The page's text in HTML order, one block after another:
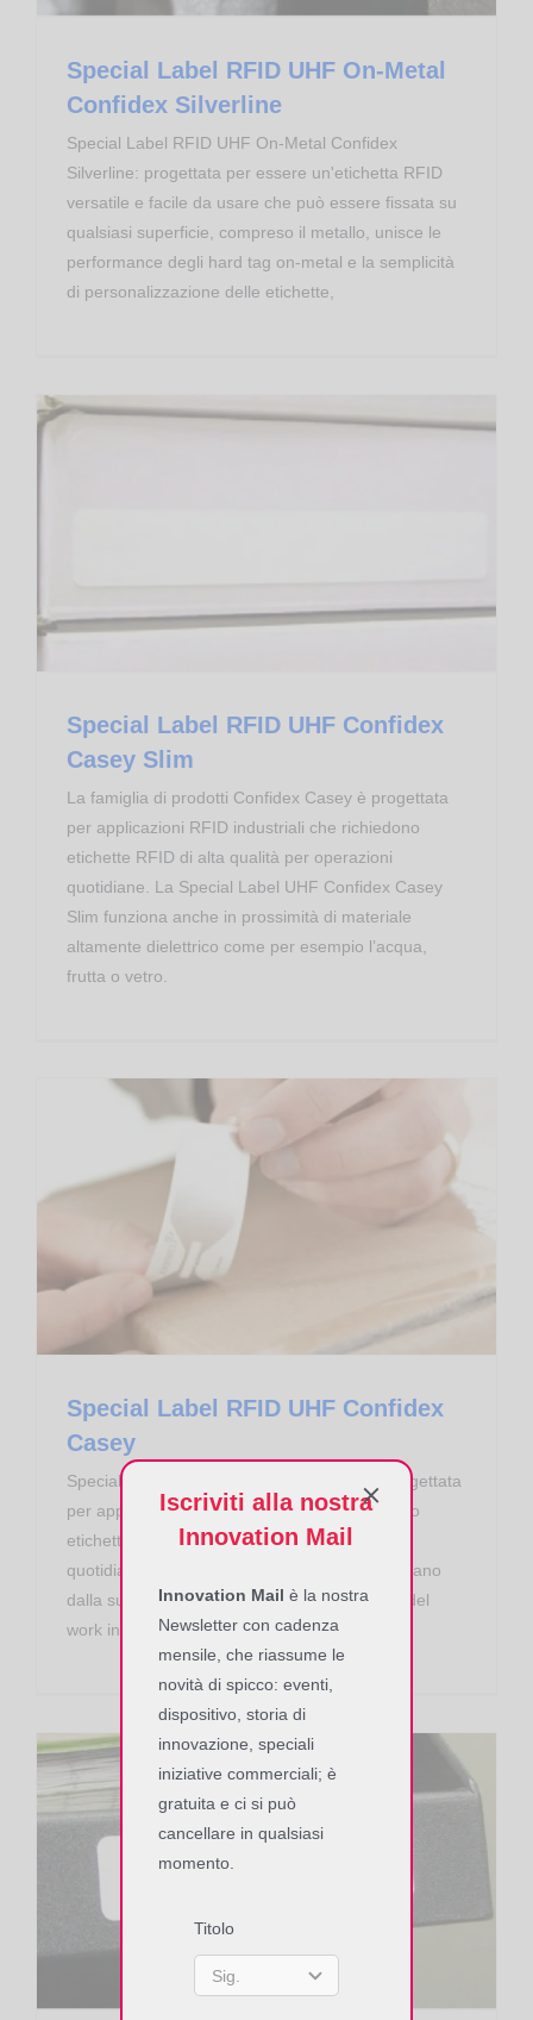
Special Label RFID UHF On-Metal
Confidex Silverline
Special Label RFID UHF On-Metal Confidex
Silverline: progettata per essere un'etichetta RFID
versatile e facile da usare che può essere fissata su
qualsiasi superficie, compreso il metallo, unisce le
performance degli hard tag on-metal e la semplicità
di personalizzazione delle etichette,
Special Label RFID UHF Confidex
Casey Slim
La famiglia di prodotti Confidex Casey è progettata
per applicazioni RFID industriali che richiedono
etichette RFID di alta qualità per operazioni
quotidiane. La Special Label UHF Confidex Casey
Slim funziona anche in prossimità di materiale
altamente dielettrico come per esempio l’acqua,
frutta o vetro.
Special Label RFID UHF Confidex
Casey
Special Label RFID UHF Confidex Casey: progettata
per applicazioni RFID industriali che richiedono
etichette RFID di alta qualità per operazioni
quotidiane. I casi d’uso di questo prodotto variano
dalla supply chain e logistica al monitoraggio del
work in process
Iscriviti alla nostra
Innovation Mail
Innovation Mail è la nostra
Newsletter con cadenza
mensile, che riassume le
novità di spicco: eventi,
dispositivo, storia di
innovazione, speciali
iniziative commerciali; è
gratuita e ci si può
cancellare in qualsiasi
momento.
Titolo